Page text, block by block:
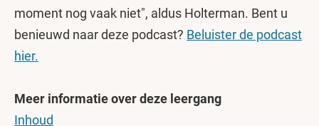
moment nog vaak niet", aldus Holterman. Bent u
benieuwd naar deze podcast? Beluister de podcast
hier.
Meer informatie over deze leergang
Inhoud